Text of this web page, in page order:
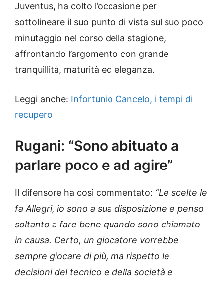
Juventus, ha colto l’occasione per
sottolineare il suo punto di vista sul suo poco
minutaggio nel corso della stagione,
affrontando l’argomento con grande
tranquillità, maturità ed eleganza.
Leggi anche: Infortunio Cancelo, i tempi di
recupero
Rugani: “Sono abituato a
parlare poco e ad agire”
Il difensore ha così commentato: “Le scelte le
fa Allegri, io sono a sua disposizione e penso
soltanto a fare bene quando sono chiamato
in causa. Certo, un giocatore vorrebbe
sempre giocare di più, ma rispetto le
decisioni del tecnico e della società e